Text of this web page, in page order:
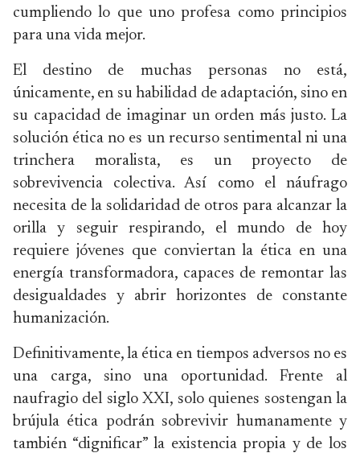
cumpliendo lo que uno profesa como principios
para una vida mejor.
El destino de muchas personas no está,
únicamente, en su habilidad de adaptación, sino en
su capacidad de imaginar un orden más justo. La
solución ética no es un recurso sentimental ni una
trinchera moralista, es un proyecto de
sobrevivencia colectiva. Así como el náufrago
necesita de la solidaridad de otros para alcanzar la
orilla y seguir respirando, el mundo de hoy
requiere jóvenes que conviertan la ética en una
energía transformadora, capaces de remontar las
desigualdades y abrir horizontes de constante
humanización.
Definitivamente, la ética en tiempos adversos no es
una carga, sino una oportunidad. Frente al
naufragio del siglo XXI, solo quienes sostengan la
brújula ética podrán sobrevivir humanamente y
también “dignificar” la existencia propia y de los